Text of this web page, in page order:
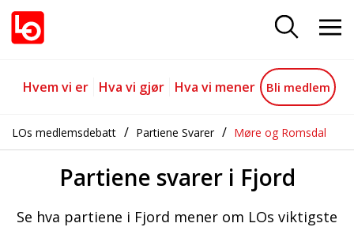
Fjord
Gå til hovedinnhold
Gå til navigasjon
Hvem vi er Hva vi gjør Hva vi mener Bli medlem
LOs medlemsdebatt Partiene Svarer Møre og Romsdal
Partiene svarer i Fjord
Se hva partiene i Fjord mener om LOs viktigste